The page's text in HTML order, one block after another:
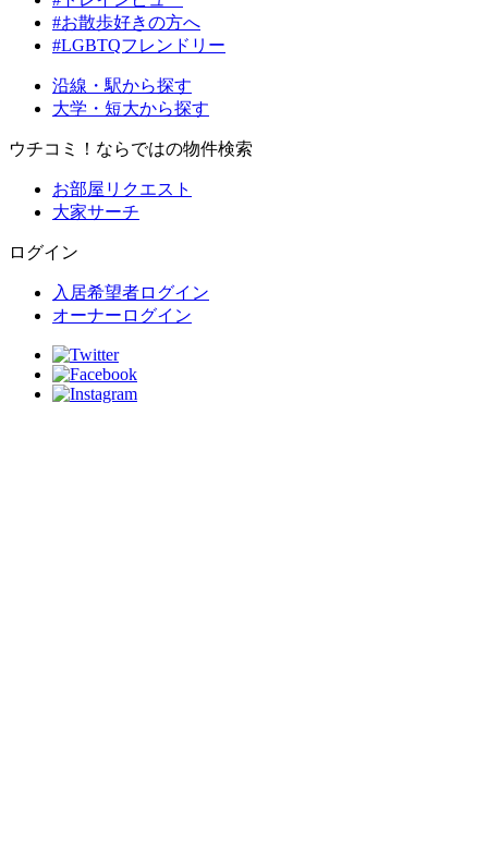
#お散歩好きの方へ
#LGBTQフレンドリー
沿線・駅から探す
大学・短大から探す
ウチコミ！ならではの物件検索
お部屋リクエスト
大家サーチ
ログイン
入居希望者ログイン
オーナーログイン